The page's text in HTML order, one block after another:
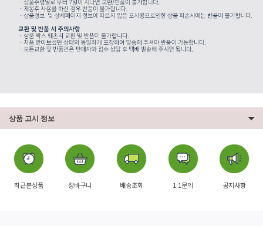
상품 고시 정보
최근본상품 장바구니 배송조회 1:1문의 공지사항